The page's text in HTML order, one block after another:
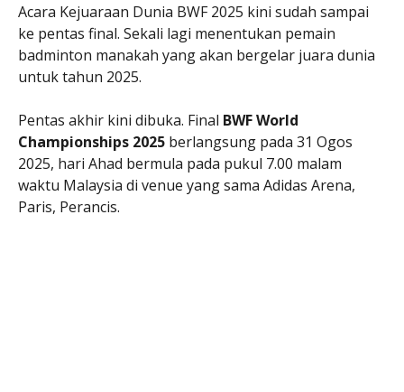
Acara Kejuaraan Dunia BWF 2025 kini sudah sampai
ke pentas final. Sekali lagi menentukan pemain
badminton manakah yang akan bergelar juara dunia
untuk tahun 2025.
Pentas akhir kini dibuka. Final BWF World
Championships 2025 berlangsung pada 31 Ogos
2025, hari Ahad bermula pada pukul 7.00 malam
waktu Malaysia di venue yang sama Adidas Arena,
Paris, Perancis.